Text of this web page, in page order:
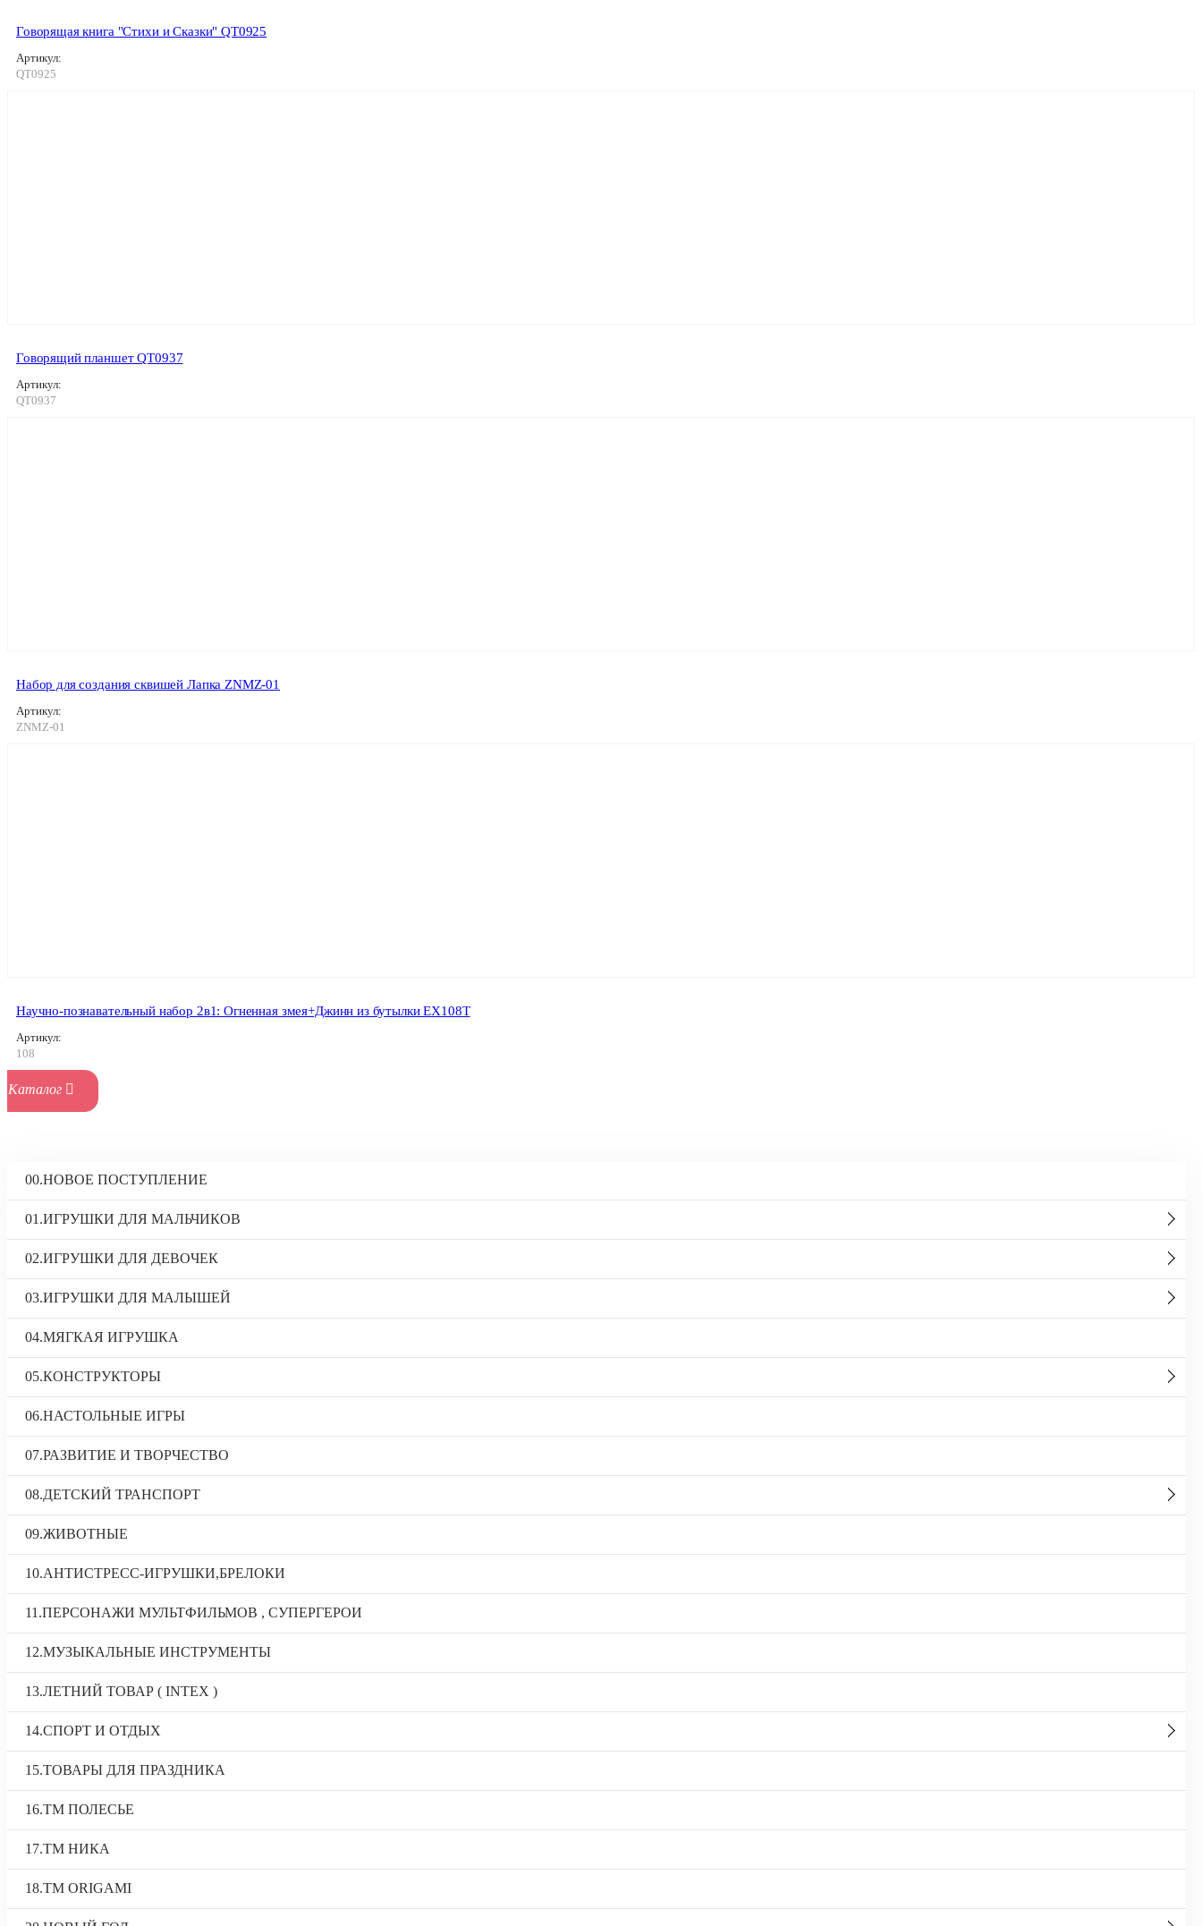
Говорящая книга "Стихи и Сказки" QT0925
Артикул:
QT0925
Говорящий планшет QT0937
Артикул:
QT0937
Набор для создания сквишей Лапка ZNMZ-01
Артикул:
ZNMZ-01
Научно-познавательный набор 2в1: Огненная змея+Джинн из бутылки ЕХ108Т
Артикул:
108
00.НОВОЕ ПОСТУПЛЕНИЕ
01.ИГРУШКИ ДЛЯ МАЛЬЧИКОВ
02.ИГРУШКИ ДЛЯ ДЕВОЧЕК
03.ИГРУШКИ ДЛЯ МАЛЫШЕЙ
04.МЯГКАЯ ИГРУШКА
05.КОНСТРУКТОРЫ
06.НАСТОЛЬНЫЕ ИГРЫ
07.РАЗВИТИЕ И ТВОРЧЕСТВО
08.ДЕТСКИЙ ТРАНСПОРТ
09.ЖИВОТНЫЕ
10.АНТИСТРЕСС-ИГРУШКИ,БРЕЛОКИ
11.ПЕРСОНАЖИ МУЛЬТФИЛЬМОВ , СУПЕРГЕРОИ
12.МУЗЫКАЛЬНЫЕ ИНСТРУМЕНТЫ
13.ЛЕТНИЙ ТОВАР ( INTEX )
14.СПОРТ И ОТДЫХ
15.ТОВАРЫ ДЛЯ ПРАЗДНИКА
16.ТМ ПОЛЕСЬЕ
17.ТМ НИКА
18.TM ORIGAMI